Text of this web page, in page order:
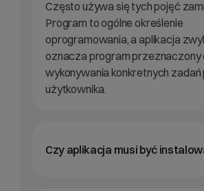
Często używa się tych pojęć
Program to ogólne określenie
oprogramowania, a aplikacja
oznacza program przeznaczony
wykonywania konkretnych
użytkownika.
Czy aplikacja musi być